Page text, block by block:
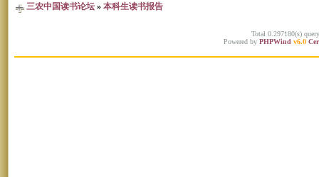
三农中国读书论坛 » 本科生读书报告
Total 0.297180(s)
Powered by PHPWind v6.0